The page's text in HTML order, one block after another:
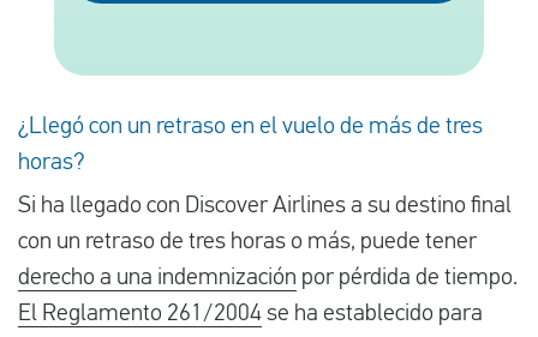
Comprobar la compensación
Sobre nosotros
Póngase en contacto con
Español
¿Llegó con un retraso en el vuelo de más de tres
horas?
Si ha llegado con Discover Airlines a su destino final
con un retraso de tres horas o más, puede tener
derecho a una indemnización por pérdida de tiempo.
El Reglamento 261/2004 se ha establecido para